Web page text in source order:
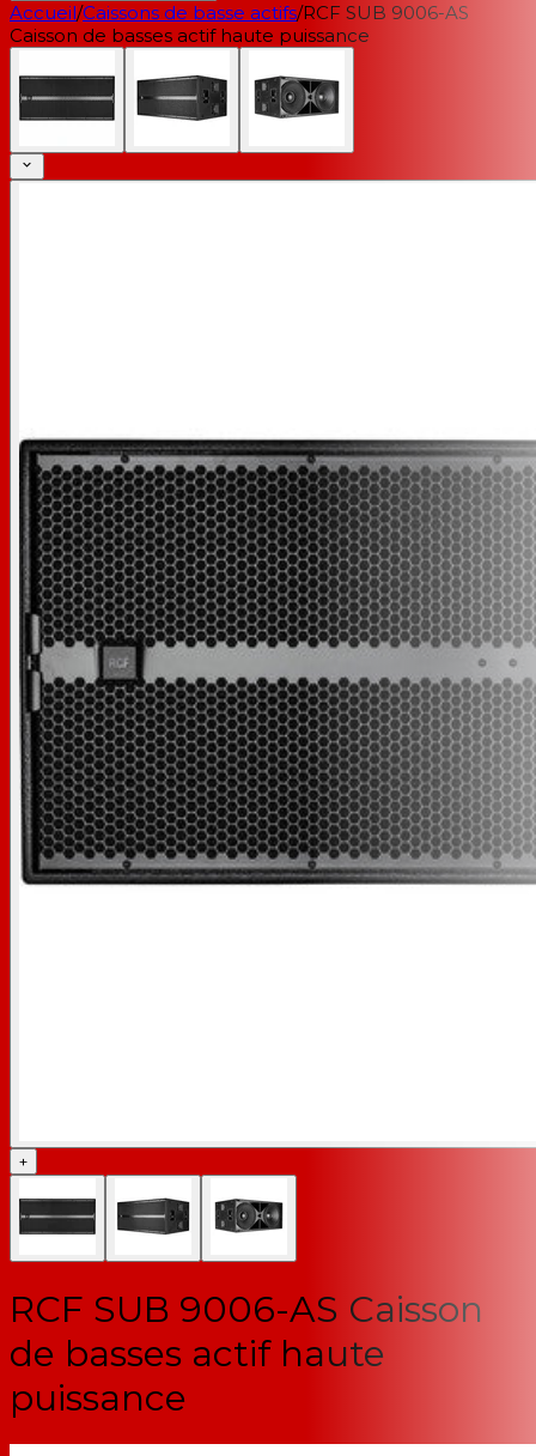
Accueil/Caissons de basse actifs/RCF SUB 9006-AS
Caisson de basses actif haute puissance
+
RCF SUB 9006-AS Caisson
de basses actif haute
puissance